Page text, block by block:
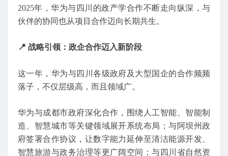
2025年，华为与四川的政产学合作不断走向纵深，与
伙伴的协同也从项目合作迈向长期共生。
📍 战略引领：政企合作迈入新阶段
这一年，华为与四川各级政府及大型国企的合作频频
落子，不仅层级高，而且领域广。
华为与成都市政府深化合作，围绕人工智能、智能制
造、智慧城市等关键领域展开系统布局；与阿坝州政
府签署合作协议，让数字能力延伸至清洁能源开发、
智慧旅游与政务治理等更广阔空间；与四川省自然资